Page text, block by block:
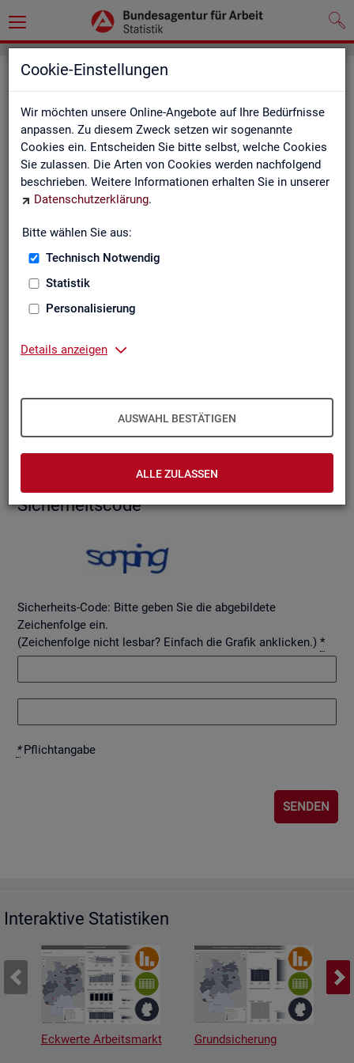
Cookie-Einstellungen
Wir möchten unsere Online-Angebote auf Ihre Bedürfnisse
anpassen. Zu diesem Zweck setzen wir sogenannte
Cookies ein. Entscheiden Sie bitte selbst, welche Cookies
Sie zulassen. Die Arten von Cookies werden nachfolgend
beschrieben. Weitere Informationen erhalten Sie in unserer
Datenschutzerklärung.
Bitte wählen Sie aus:
Technisch Notwendig
Statistik
Personalisierung
Details anzeigen
AUSWAHL BESTÄTIGEN
ALLE ZULASSEN
Seite emp­feh­len
Fel­der mit einem * sind Pflicht­fel­der und müs­sen aus­ge­füllt
wer­den
Ihre An­ga­ben
Empfänger*
Si­cher­heits­code
Sicherheits-Code: Bitte geben Sie die abgebildete
Zeichenfolge ein.
(Zeichenfolge nicht lesbar? Einfach die Grafik anklicken.) *
*Pflicht­an­ga­be
Interaktive Statistiken
Eckwerte Arbeitsmarkt Grundsicherung